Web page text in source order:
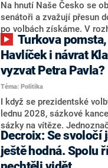
úmorná práce upozorňovat
námi navíc nechodí do
svoje témata,“ odpověděl
NEWS.
Na hnutí Naše Česko se
senátoři a zvažují přesun
po volbách získáme. V
NEWS to řekl zakladatel
Martin Kuba. Konkrétní
například senátora Zdeňka
součástí klubu ODS a TOP
redakce nevyloučil.
Zdeněk Nytra redakci
některých senátorů z
nepřítel, ale soupeř.
Havlíček i návrat
vyzvat Petra Pavla?
Téma: Politika
I když se prezidentské
lednu 2028, sázkové
sázky na vítěze.
hlava státu Petr Pavel.
zmiňují dva výrazné
Andreje Babiše a ministra
Decroix: Se svoločí
ještě hodná. Spolu